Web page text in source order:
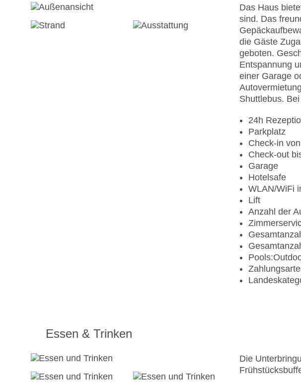
Das Haus
sind. Das
die Gäste
geboten.
Entspannung
einer Garage
Shuttlebus.
24h
Parkplatz
Check-in
Check-out
Garage
Hotelsafe
WLAN/WiFi
Lift
Anzahl der
Essen & Trinken
Die